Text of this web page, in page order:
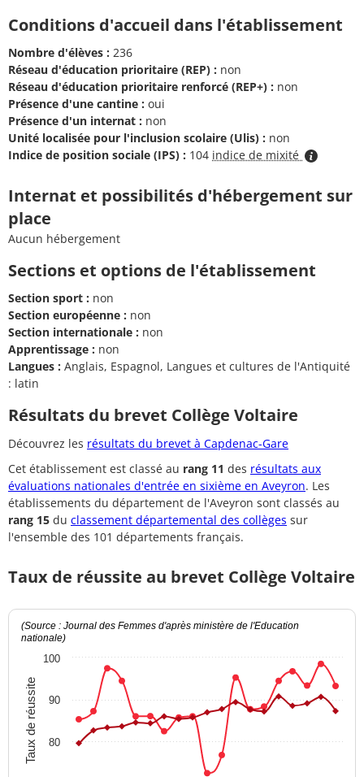
Conditions d'accueil dans l'établissement
Nombre d'élèves : 236
Réseau d'éducation prioritaire (REP) : non
Réseau d'éducation prioritaire renforcé (REP+) : non
Présence d'une cantine : oui
Présence d'un internat : non
Unité localisée pour l'inclusion scolaire (Ulis) : non
Indice de position sociale (IPS) : 104 indice de mixité
Internat et possibilités d'hébergement sur
place
Aucun hébergement
Sections et options de l'établissement
Section sport : non
Section européenne : non
Section internationale : non
Apprentissage : non
Langues : Anglais, Espagnol, Langues et cultures de l'Antiquité
: latin
Résultats du brevet Collège Voltaire
Découvrez les résultats du brevet à Capdenac-Gare
Cet établissement est classé au rang 11 des résultats aux
évaluations nationales d'entrée en sixième en Aveyron. Les
établissements du département de l'Aveyron sont classés au
rang 15 du classement départemental des collèges sur
l'ensemble des 101 départements français.
Taux de réussite au brevet Collège Voltaire
Taux de réussite
(Source : Journal des Femmes d'après ministère de l'Education
nationale)
80
90
100